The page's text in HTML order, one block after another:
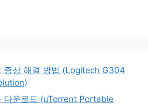
증상 해결 방법 (Logitech G304
다운로드 (uTorrent Portable